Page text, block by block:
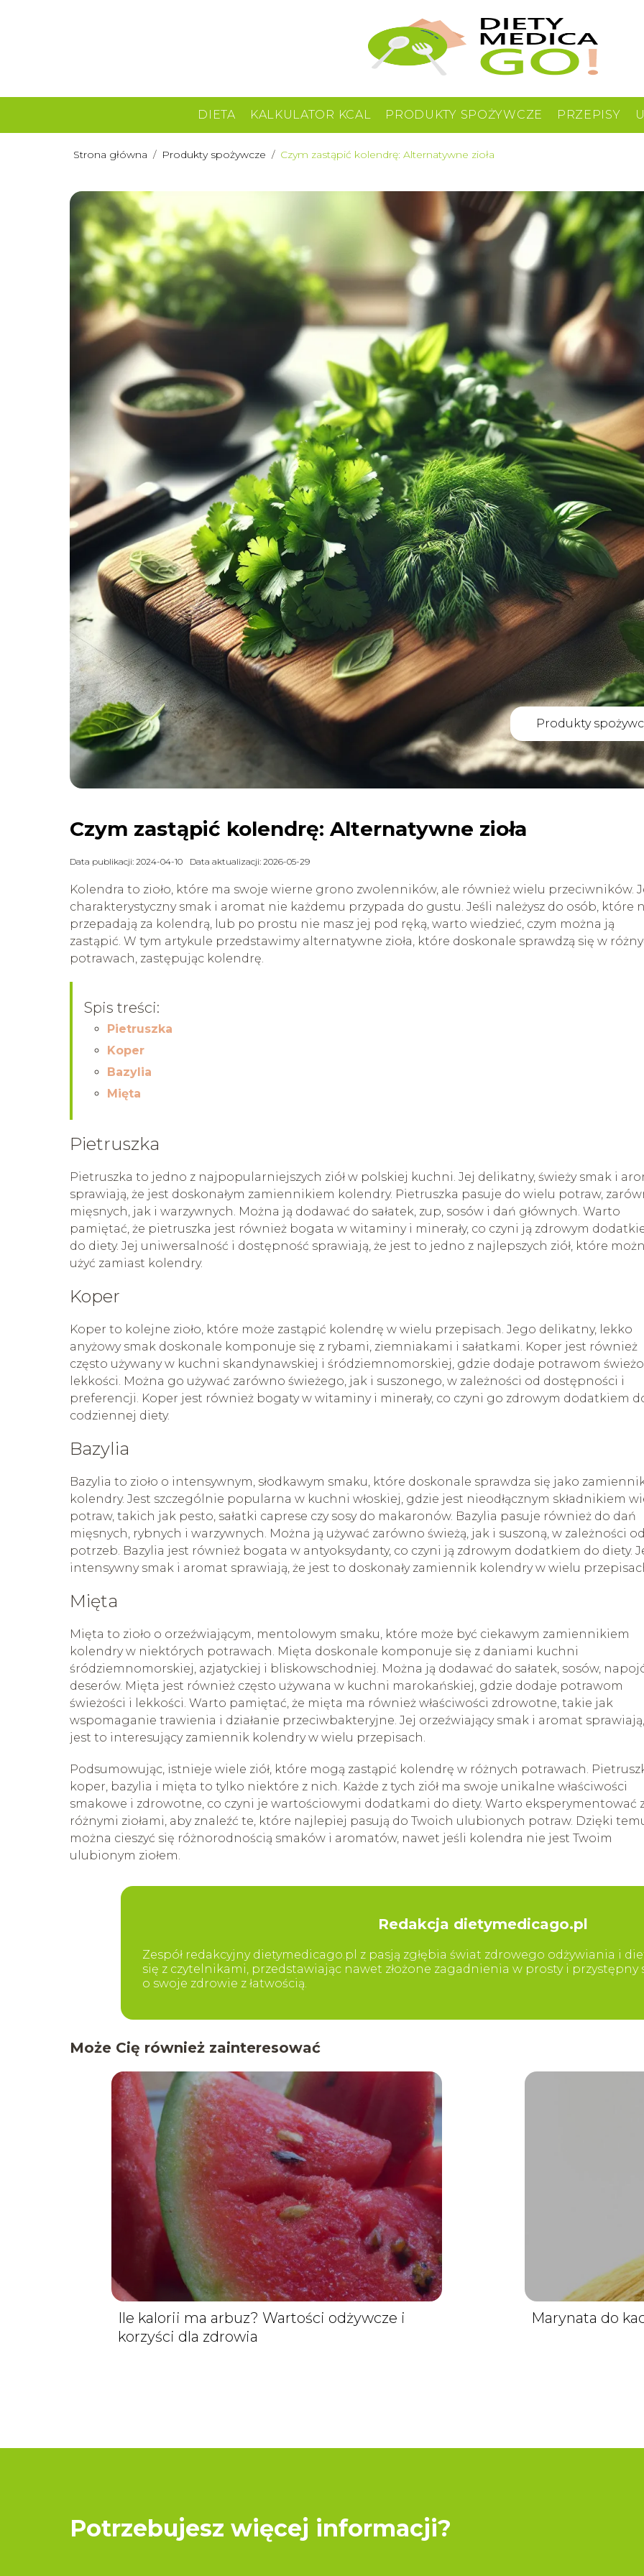
DIETA KALKULATOR KCAL PRODUKTY SPOŻYWCZE PRZEPISY
Strona główna / Produkty spożywcze / Czym zastąpić kolendrę: Alternatywne zioła
Produkty
Czym zastąpić kolendrę: Alternatywne zioła
Data publikacji: 2024-04-10 Data aktualizacji: 2026-05-29
Kolendra to zioło, które ma swoje wierne grono zwolenników, ale również wielu przeciwników.
charakterystyczny smak i aromat nie każdemu przypada do gustu. Jeśli należysz do osób, które
przepadają za kolendrą, lub po prostu nie masz jej pod ręką, warto wiedzieć, czym można ją
zastąpić. W tym artykule przedstawimy alternatywne zioła, które doskonale sprawdzą się w
potrawach, zastępując kolendrę.
Spis treści:
Pietruszka
Koper
Bazylia
Mięta
Pietruszka
Pietruszka to jedno z najpopularniejszych ziół w polskiej kuchni. Jej delikatny, świeży smak i
sprawiają, że jest doskonałym zamiennikiem kolendry. Pietruszka pasuje do wielu potraw,
mięsnych, jak i warzywnych. Można ją dodawać do sałatek, zup, sosów i dań głównych. Warto
pamiętać, że pietruszka jest również bogata w witaminy i minerały, co czyni ją zdrowym
do diety. Jej uniwersalność i dostępność sprawiają, że jest to jedno z najlepszych ziół, które
użyć zamiast kolendry.
Koper
Koper to kolejne zioło, które może zastąpić kolendrę w wielu przepisach. Jego delikatny, lekko
anyżowy smak doskonale komponuje się z rybami, ziemniakami i sałatkami. Koper jest również
często używany w kuchni skandynawskiej i śródziemnomorskiej, gdzie dodaje potrawom
lekkości. Można go używać zarówno świeżego, jak i suszonego, w zależności od dostępności i
preferencji. Koper jest również bogaty w witaminy i minerały, co czyni go zdrowym dodatkiem
codziennej diety.
Bazylia
Bazylia to zioło o intensywnym, słodkawym smaku, które doskonale sprawdza się jako
kolendry. Jest szczególnie popularna w kuchni włoskiej, gdzie jest nieodłącznym składnikiem
potraw, takich jak pesto, sałatki caprese czy sosy do makaronów. Bazylia pasuje również do dań
mięsnych, rybnych i warzywnych. Można ją używać zarówno świeżą, jak i suszoną, w zależności od
potrzeb. Bazylia jest również bogata w antyoksydanty, co czyni ją zdrowym dodatkiem do diety.
intensywny smak i aromat sprawiają, że jest to doskonały zamiennik kolendry w wielu
Mięta
Mięta to zioło o orzeźwiającym, mentolowym smaku, które może być ciekawym zamiennikiem
kolendry w niektórych potrawach. Mięta doskonale komponuje się z daniami kuchni
śródziemnomorskiej, azjatyckiej i bliskowschodniej. Można ją dodawać do sałatek, sosów,
deserów. Mięta jest również często używana w kuchni marokańskiej, gdzie dodaje potrawom
świeżości i lekkości. Warto pamiętać, że mięta ma również właściwości zdrowotne, takie jak
wspomaganie trawienia i działanie przeciwbakteryjne. Jej orzeźwiający smak i aromat
jest to interesujący zamiennik kolendry w wielu przepisach.
Podsumowując, istnieje wiele ziół, które mogą zastąpić kolendrę w różnych potrawach.
koper, bazylia i mięta to tylko niektóre z nich. Każde z tych ziół ma swoje unikalne właściwości
smakowe i zdrowotne, co czyni je wartościowymi dodatkami do diety. Warto eksperymentować
różnymi ziołami, aby znaleźć te, które najlepiej pasują do Twoich ulubionych potraw. Dzięki
można cieszyć się różnorodnością smaków i aromatów, nawet jeśli kolendra nie jest Twoim
ulubionym ziołem.
Redakcja dietymedicago.pl
Zespół redakcyjny dietymedicago.pl z pasją zgłębia świat zdrowego odżywiania i
się z czytelnikami, przedstawiając nawet złożone zagadnienia w prosty i przystępny
o swoje zdrowie z łatwością.
Może Cię również zainteresować
Ile kalorii ma arbuz? Wartości odżywcze i
korzyści dla zdrowia
Marynata do
Potrzebujesz więcej informacji?